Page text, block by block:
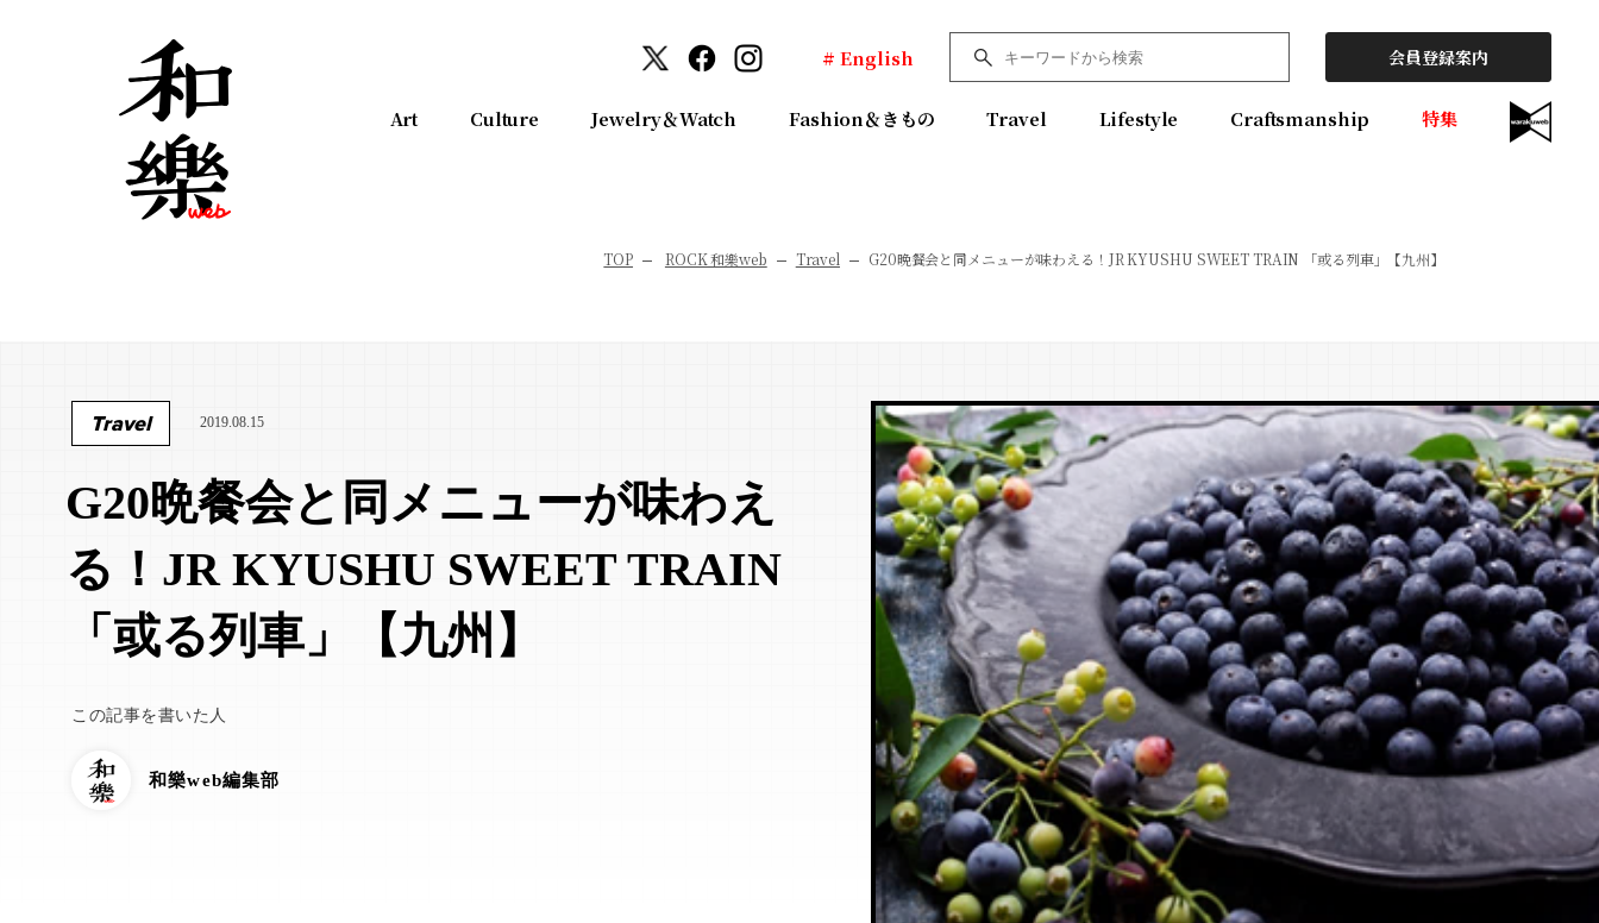
# English 会員登録案内
Art Culture Jewelry＆Watch Fashion＆きもの Travel Lifestyle Craftsmanship 特集
TOP ROCK 和樂web Travel G20晩餐会と同メニューが味わえる！JR KYUSHU SWEET TRAIN 「或る列車」【九州】
Travel 2019.08.15
G20晩餐会と同メニューが味わえ
る！JR KYUSHU SWEET TRAIN
「或る列車」【九州】
この記事を書いた人
和樂web編集部